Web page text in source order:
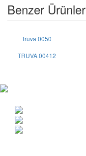
Benzer Ürünler
Truva 0050
TRUVA 00412